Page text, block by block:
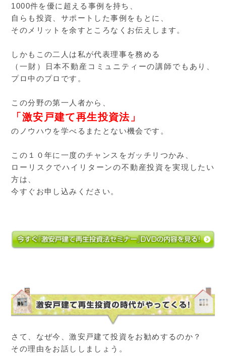
1000件を優に超える事例を持ち、
自らも投資、サポートした事例をもとに、
そのメリットを余すところなくお伝えします。
しかもこの二人は私が代表理事を務める
（一財）日本不動産コミュニティーの講師でもあり、
プロ中のプロです。
この分野の第一人者から、
「激安戸建て再生投資法」
のノウハウを学べるまたとない機会です。
この１０年に一度のチャンスをガッチリつかみ、
ローリスクでハイリターンの不動産投資を実現したい
方は、
今すぐお申し込みください。
さて、なぜ今、激安戸建て投資をお勧めするのか？
その理由をお話ししましょう。